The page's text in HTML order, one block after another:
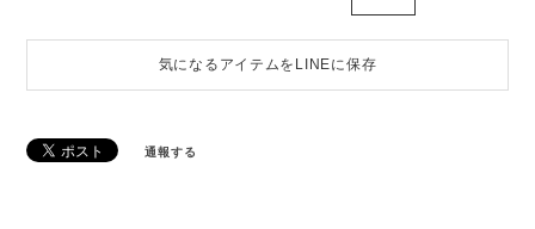
気になるアイテムをLINEに保存
通報する